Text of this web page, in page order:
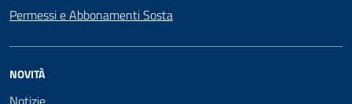
Permessi e Abbonamenti Sosta
NOVITÀ